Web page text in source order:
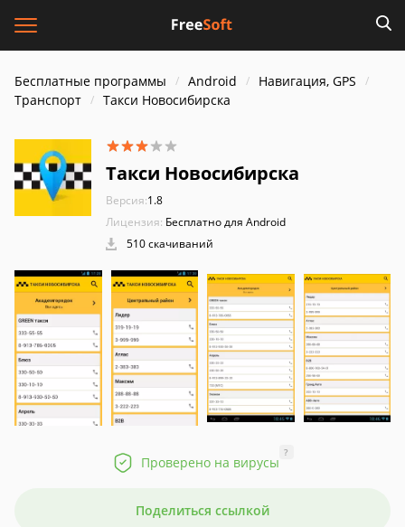
Бесплатные программы Android
Навигация, GPS
Транспорт
Такси Новосибирска
Такси Новосибирска
Версия:1.8
Лицензия: Бесплатно для Android
510 скачиваний
Проверено на вирусы
?
Поделиться ссылкой